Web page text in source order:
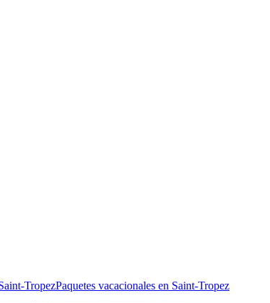
TropezPaquetes vacacionales en Saint-Tropez